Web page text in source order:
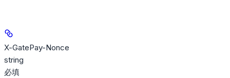
X-GatePay-Nonce
string
必填